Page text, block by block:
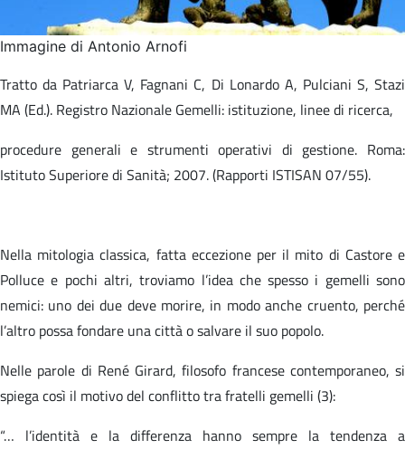
Immagine di Antonio Arnofi
Tratto da Patriarca V, Fagnani C, Di Lonardo A, Pulciani S, Stazi
MA (Ed.). Registro Nazionale Gemelli: istituzione, linee di ricerca,​
procedure generali e strumenti operativi di gestione. Roma:
Istituto Superiore di Sanità; 2007. (Rapporti ISTISAN 07/55).​
Nella mitologia classica, fatta eccezione per il mito di Castore e
Polluce e pochi altri, troviamo l’idea che spesso i gemelli sono
nemici: uno dei due deve morire, in modo anche cruento, perché
l’altro possa fondare una città o salvare il suo popolo.
Nelle parole di René Girard, filosofo francese contemporaneo, si
spiega così il motivo del conflitto tra fratelli gemelli (3):
“… l’identità e la differenza hanno sempre la tendenza a